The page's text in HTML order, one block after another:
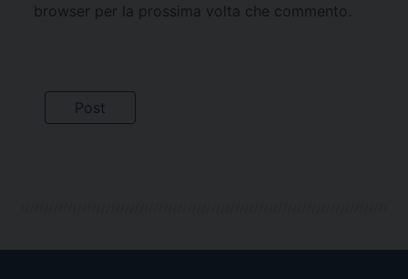
browser per la prossima volta che commento.